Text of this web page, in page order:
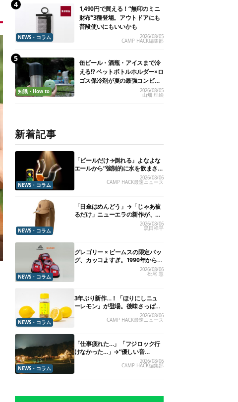
NEWS・コラム
1,490円で買える！“無印のミニ
財布”3種登場。アウトドアにも
普段使いにもいいかも
2026/08/05
CAMP HACK編集部
知識・How to
缶ビール・酒瓶・アイスまで冷
える!? ペットボトルホルダー×ロ
ゴス保冷剤が夏の最強コンビだ
2026/08/05
山畑 理絵
新着記事
NEWS・コラム
「ビールだけ→倒れる」よなよな
エールから“強制的に水を飲まさ
2026/08/06
CAMP HACK最速ニュース
NEWS・コラム
「日傘はめんどう」→「じゃあ被
るだけ」ニューエラの新作が、真
2026/08/06
黒田祥平
NEWS・コラム
グレゴリー × ビームスの限定バッ
グ、カッコよすぎ。1990年から“3
年のみ使用”されていた、紫タグ
2026/08/06
松尾 慧
NEWS・コラム
3年ぶり新作…！「ほりにしニュ
ーレモン」が登場。後味さっぱり
の万能スパイス！【8月21日発
2026/08/06
CAMP HACK最速ニュース
NEWS・コラム
「仕事疲れた…」「フジロック行
けなかった…」→“優しい音
楽”と“大きな自然”で治癒。まだ間
2026/08/06
CAMP HACK編集部